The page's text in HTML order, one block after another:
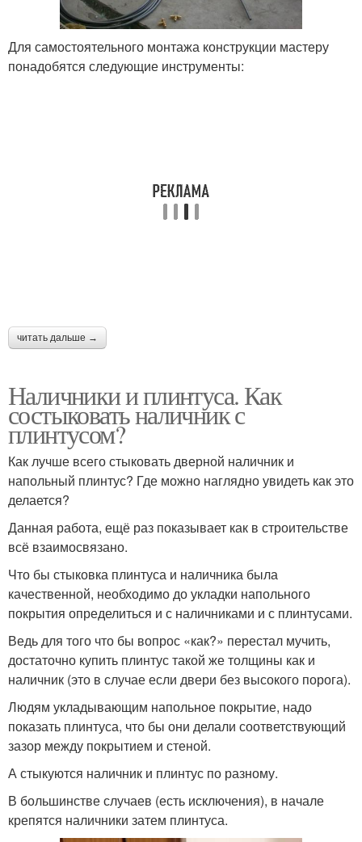
Для самостоятельного монтажа конструкции мастеру
понадобятся следующие инструменты:
читать дальше →
Наличники и плинтуса. Как
состыковать наличник с
плинтусом?
Как лучше всего стыковать дверной наличник и
напольный плинтус? Где можно наглядно увидеть как это
делается?
Данная работа, ещё раз показывает как в строительстве
всё взаимосвязано.
Что бы стыковка плинтуса и наличника была
качественной, необходимо до укладки напольного
покрытия определиться и с наличниками и с плинтусами.
Ведь для того что бы вопрос «как?» перестал мучить,
достаточно купить плинтус такой же толщины как и
наличник (это в случае если двери без высокого порога).
Людям укладывающим напольное покрытие, надо
показать плинтуса, что бы они делали соответствующий
зазор между покрытием и стеной.
А стыкуются наличник и плинтус по разному.
В большинстве случаев (есть исключения), в начале
крепятся наличники затем плинтуса.